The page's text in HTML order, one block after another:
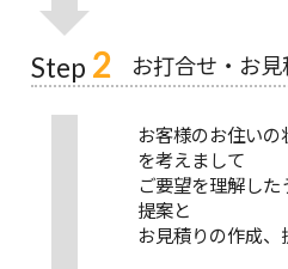
Step 2 お打合せ・お見
お客様のお住い
を考えまして
ご要望を理解し
提案と
お見積りの作成、